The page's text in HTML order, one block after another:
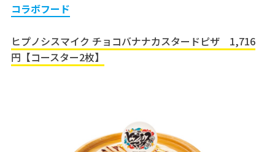
コラボフード
ヒプノシスマイク チョコバナナカスタードピザ 1,716
円【コースター2枚】